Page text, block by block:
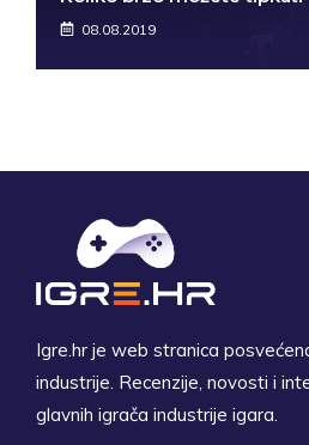
08.08.2019
Igre.hr je web stranica
industrije. Recenzije, novosti i
glavnih igrača industrije igara.